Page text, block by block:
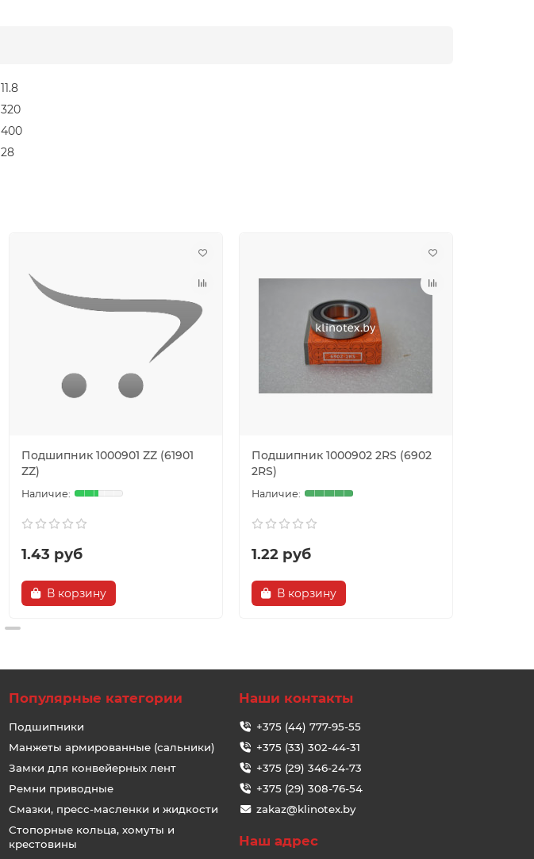
11.8
320
400
28
Подшипник 1000901 ZZ (61901
ZZ)
1.43 руб
В корзину
Подшипник 1000902 2RS (6902
2RS)
1.22 руб
В корзину
Популярные категории
Подшипники
Манжеты армированные (сальники)
Замки для конвейерных лент
Ремни приводные
Смазки, пресс-масленки и жидкости
Стопорные кольца, хомуты и
крестовины
Наши контакты
+375 (44) 777-95-55
+375 (33) 302-44-31
+375 (29) 346-24-73
+375 (29) 308-76-54
zakaz@klinotex.by
Наш адрес